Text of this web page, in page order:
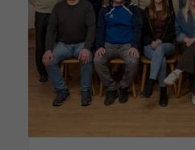
24h/ 365days